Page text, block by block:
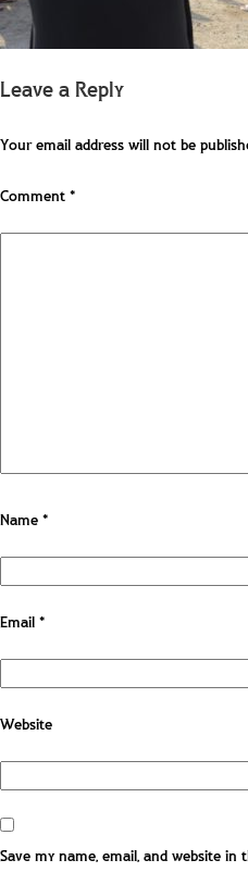
Leave a Reply
Your email address will not be
Comment*
Name*
Email*
Website
Save my name, email, and website